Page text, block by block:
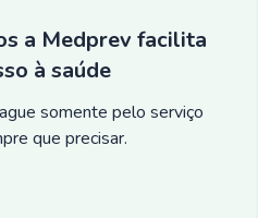
a Medprev facilita
à saúde
somente pelo serviço
que precisar.